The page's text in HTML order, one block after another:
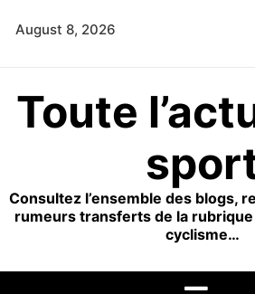
August 8, 2026
Toute
Consultez l’ensemble des blogs,
rumeurs transferts de la
cyclisme…